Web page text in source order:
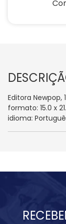
Editora
formato: 15.0 x
idioma: